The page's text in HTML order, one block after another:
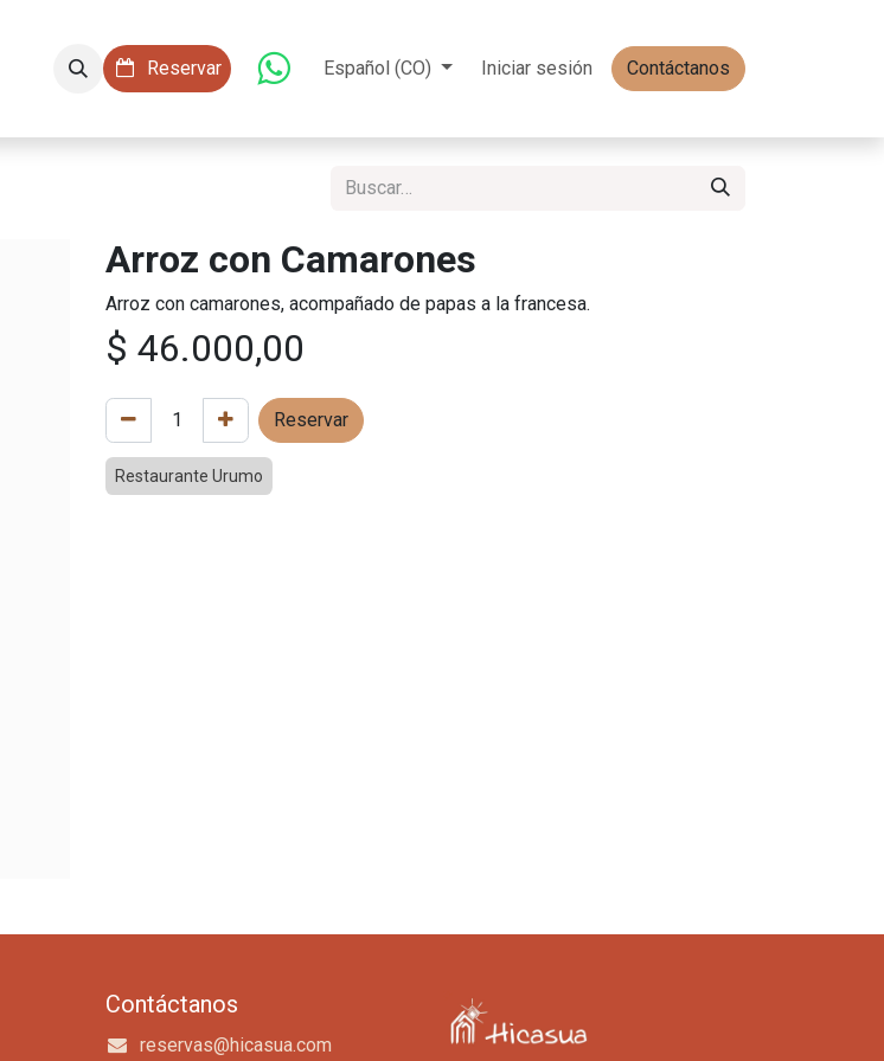
Servicios ​​ Reservar Español (CO) Iniciar sesión Contáctanos
Arroz con Camarones
Arroz con camarones, acompañado de papas a la francesa.
$ 46.000,00
Reservar
Restaurante Urumo
Contáctanos
reservas@hicasua.com